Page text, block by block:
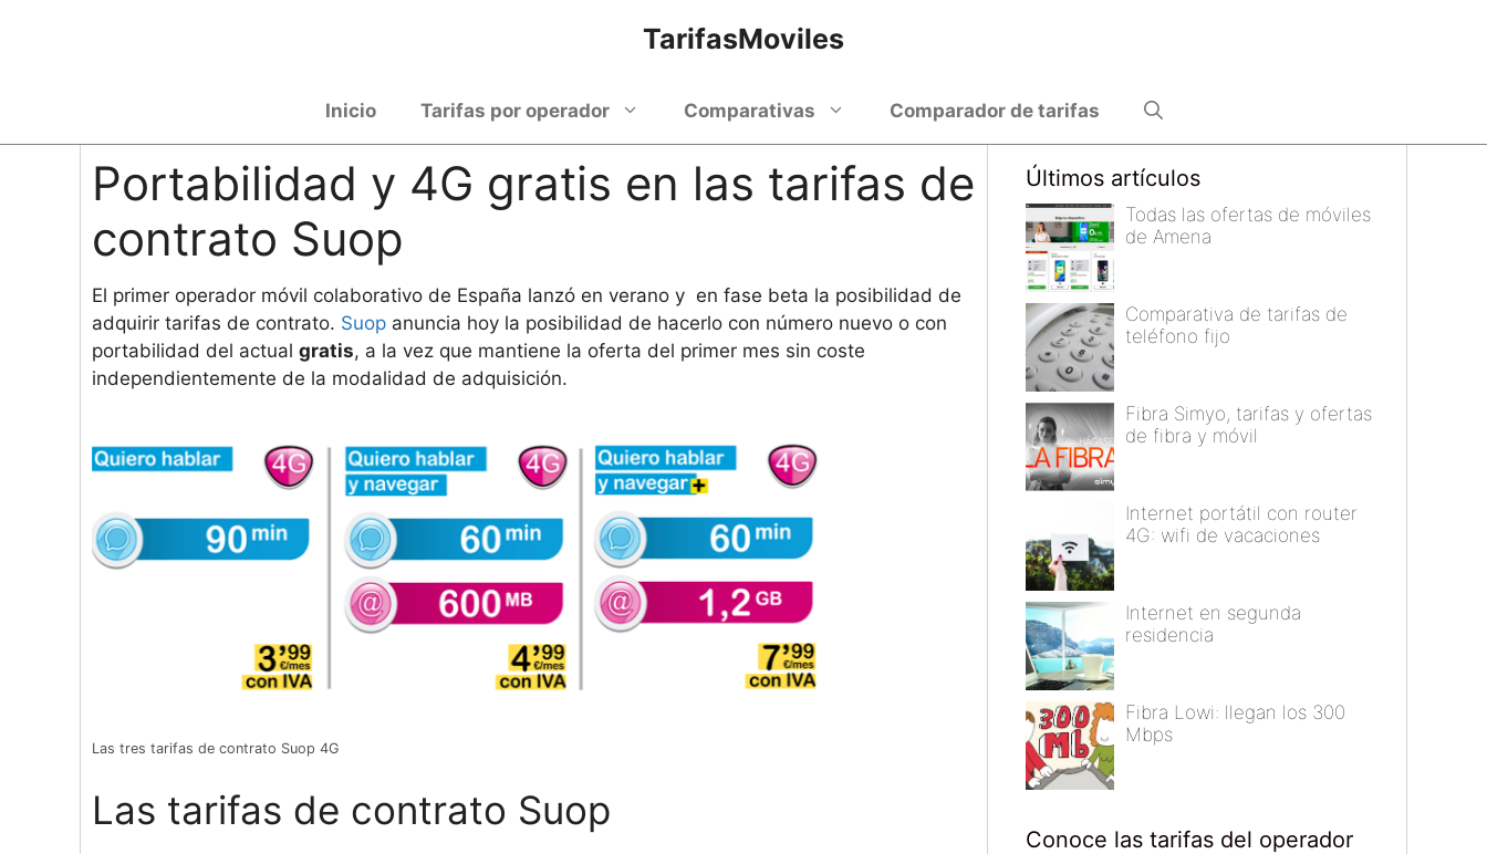
TarifasMoviles
Inicio Tarifas por operador Comparativas Comparador de tarifas
Portabilidad y 4G gratis en las tarifas de
contrato Suop
El primer operador móvil colaborativo de España lanzó en verano y en fase beta la posibilidad de
adquirir tarifas de contrato. Suop anuncia hoy la posibilidad de hacerlo con número nuevo o con
portabilidad del actual gratis, a la vez que mantiene la oferta del primer mes sin coste
independientemente de la modalidad de adquisición.
Las tres tarifas de contrato Suop 4G
Las tarifas de contrato Suop
Últimos artículos
Todas las ofertas de móviles
de Amena
Comparativa de tarifas de
teléfono fijo
Fibra Simyo, tarifas y ofertas
de fibra y móvil
Internet portátil con router
4G: wifi de vacaciones
Internet en segunda
residencia
Fibra Lowi: llegan los 300
Mbps
Conoce las tarifas del operador